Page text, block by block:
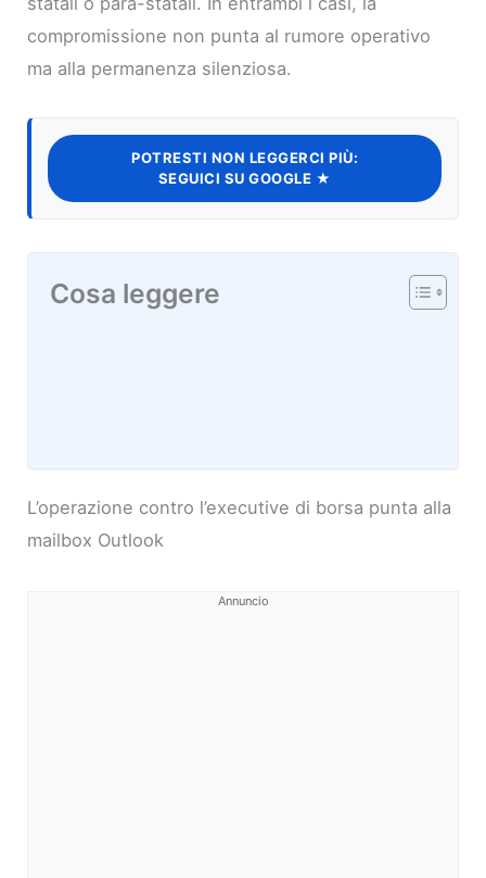
compromissione non punta al rumore operativo
ma alla permanenza silenziosa.
POTRESTI NON LEGGERCI PIÙ:
SEGUICI SU GOOGLE ★
Cosa leggere
L’operazione contro l’executive di borsa punta alla
mailbox Outlook
Annuncio